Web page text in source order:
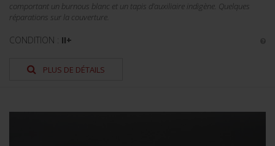
comportant un burnous blanc et un tapis d’auxiliaire indigène. Quelques
réparations sur la couverture.
CONDITION : II+
PLUS DE DÉTAILS